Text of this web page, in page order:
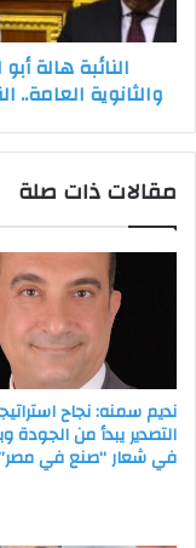
طلاب
البكالوريا
والثانوية
العامة..
الحقوق
النائبة هالة
والثانوية
مقالات ذات صلة
نديم سمنه: نجاح
التصدير يبدأ من الجودة
في شعار “صنع في